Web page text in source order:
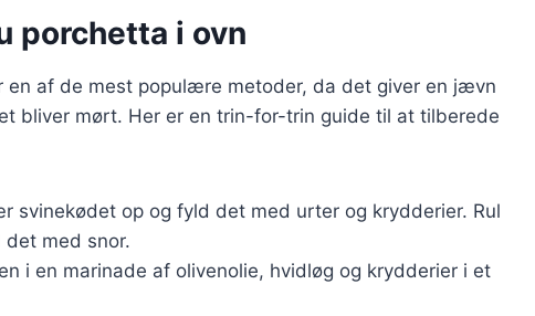
porchetta i ovn
en af de mest populære metoder, da det giver en jævn
bliver mørt. Her er en trin-for-trin guide til at tilberede
svinekødet op og fyld det med urter og krydderier. Rul
med snor.
i en marinade af olivenolie, hvidløg og krydderier i et